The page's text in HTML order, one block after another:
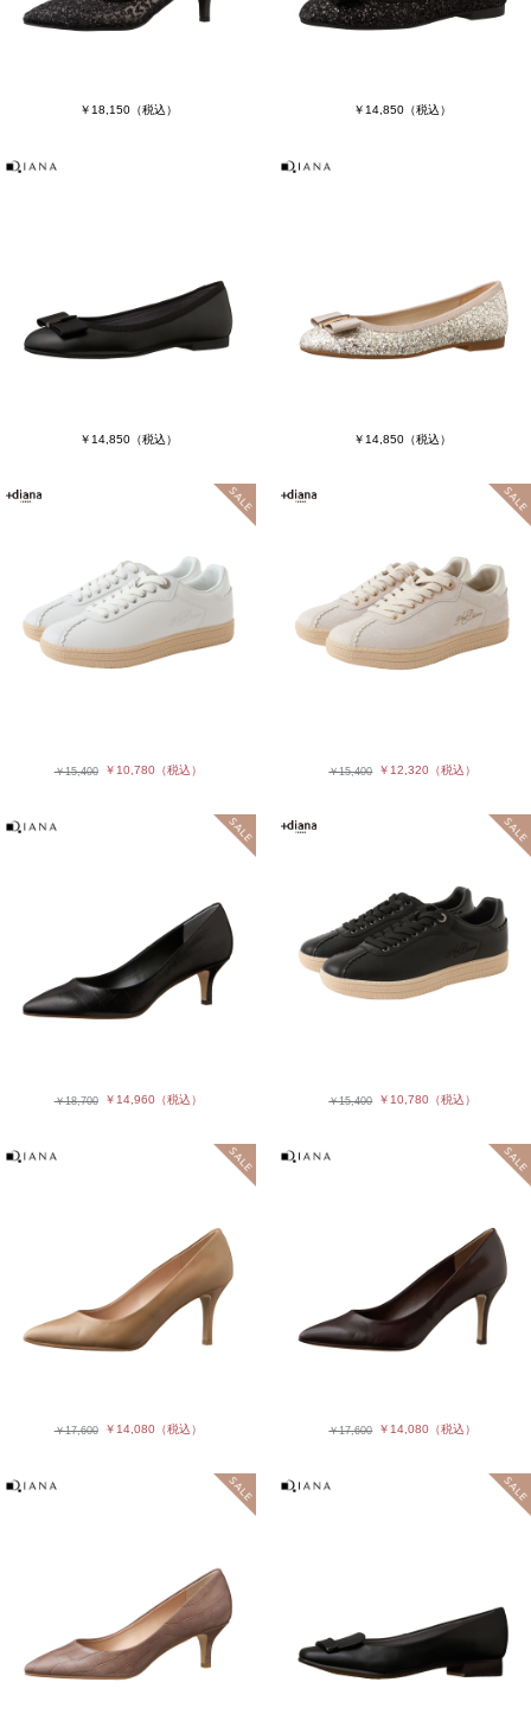
￥18,150（税込） ￥14,850 （税込）
￥14,850（税込） ￥14,850 （税込）
￥15,400 ￥10,780（税込） ￥15,400 ￥12,320 （税込）
￥18,700 ￥14,960（税込） ￥15,400 ￥10,780 （税込）
￥17,600 ￥14,080（税込） ￥17,600 ￥14,080 （税込）